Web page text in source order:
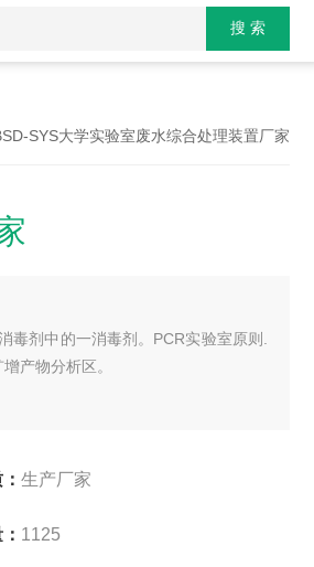
SYS大学实验室废水综合处理装置厂家
毒剂中的一消毒剂。PCR实验室原则.
产物分析区。
生产厂家
1125